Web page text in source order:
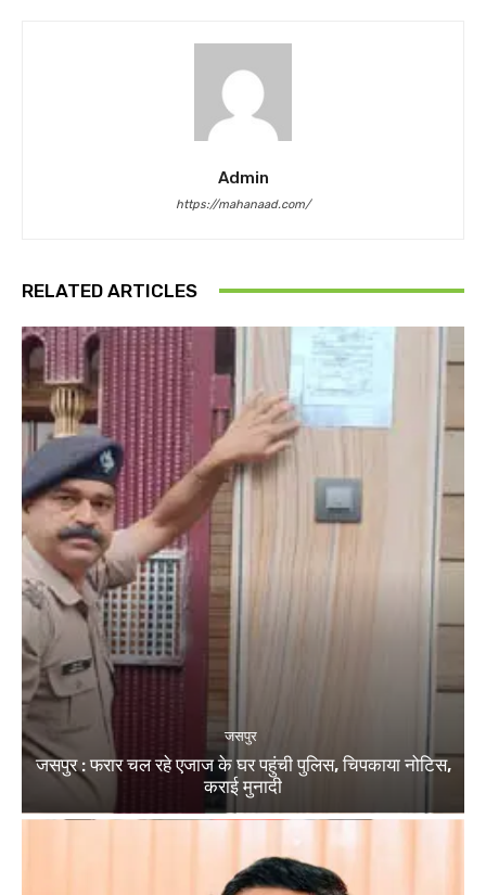
Admin
https://mahanaad.com/
RELATED ARTICLES
जसपुर
जसपुर : फरार चल रहे एजाज के घर पहुंची पुलिस, चिपकाया नोटिस,
कराई मुनादी